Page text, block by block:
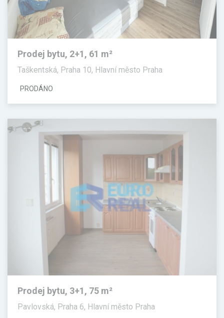
Prodej bytu, 2+1, 61 m²
Taškentská, Praha 10, Hlavní město Praha
PRODÁNO
Prodej bytu, 3+1, 75 m²
Pavlovská, Praha 6, Hlavní město Praha